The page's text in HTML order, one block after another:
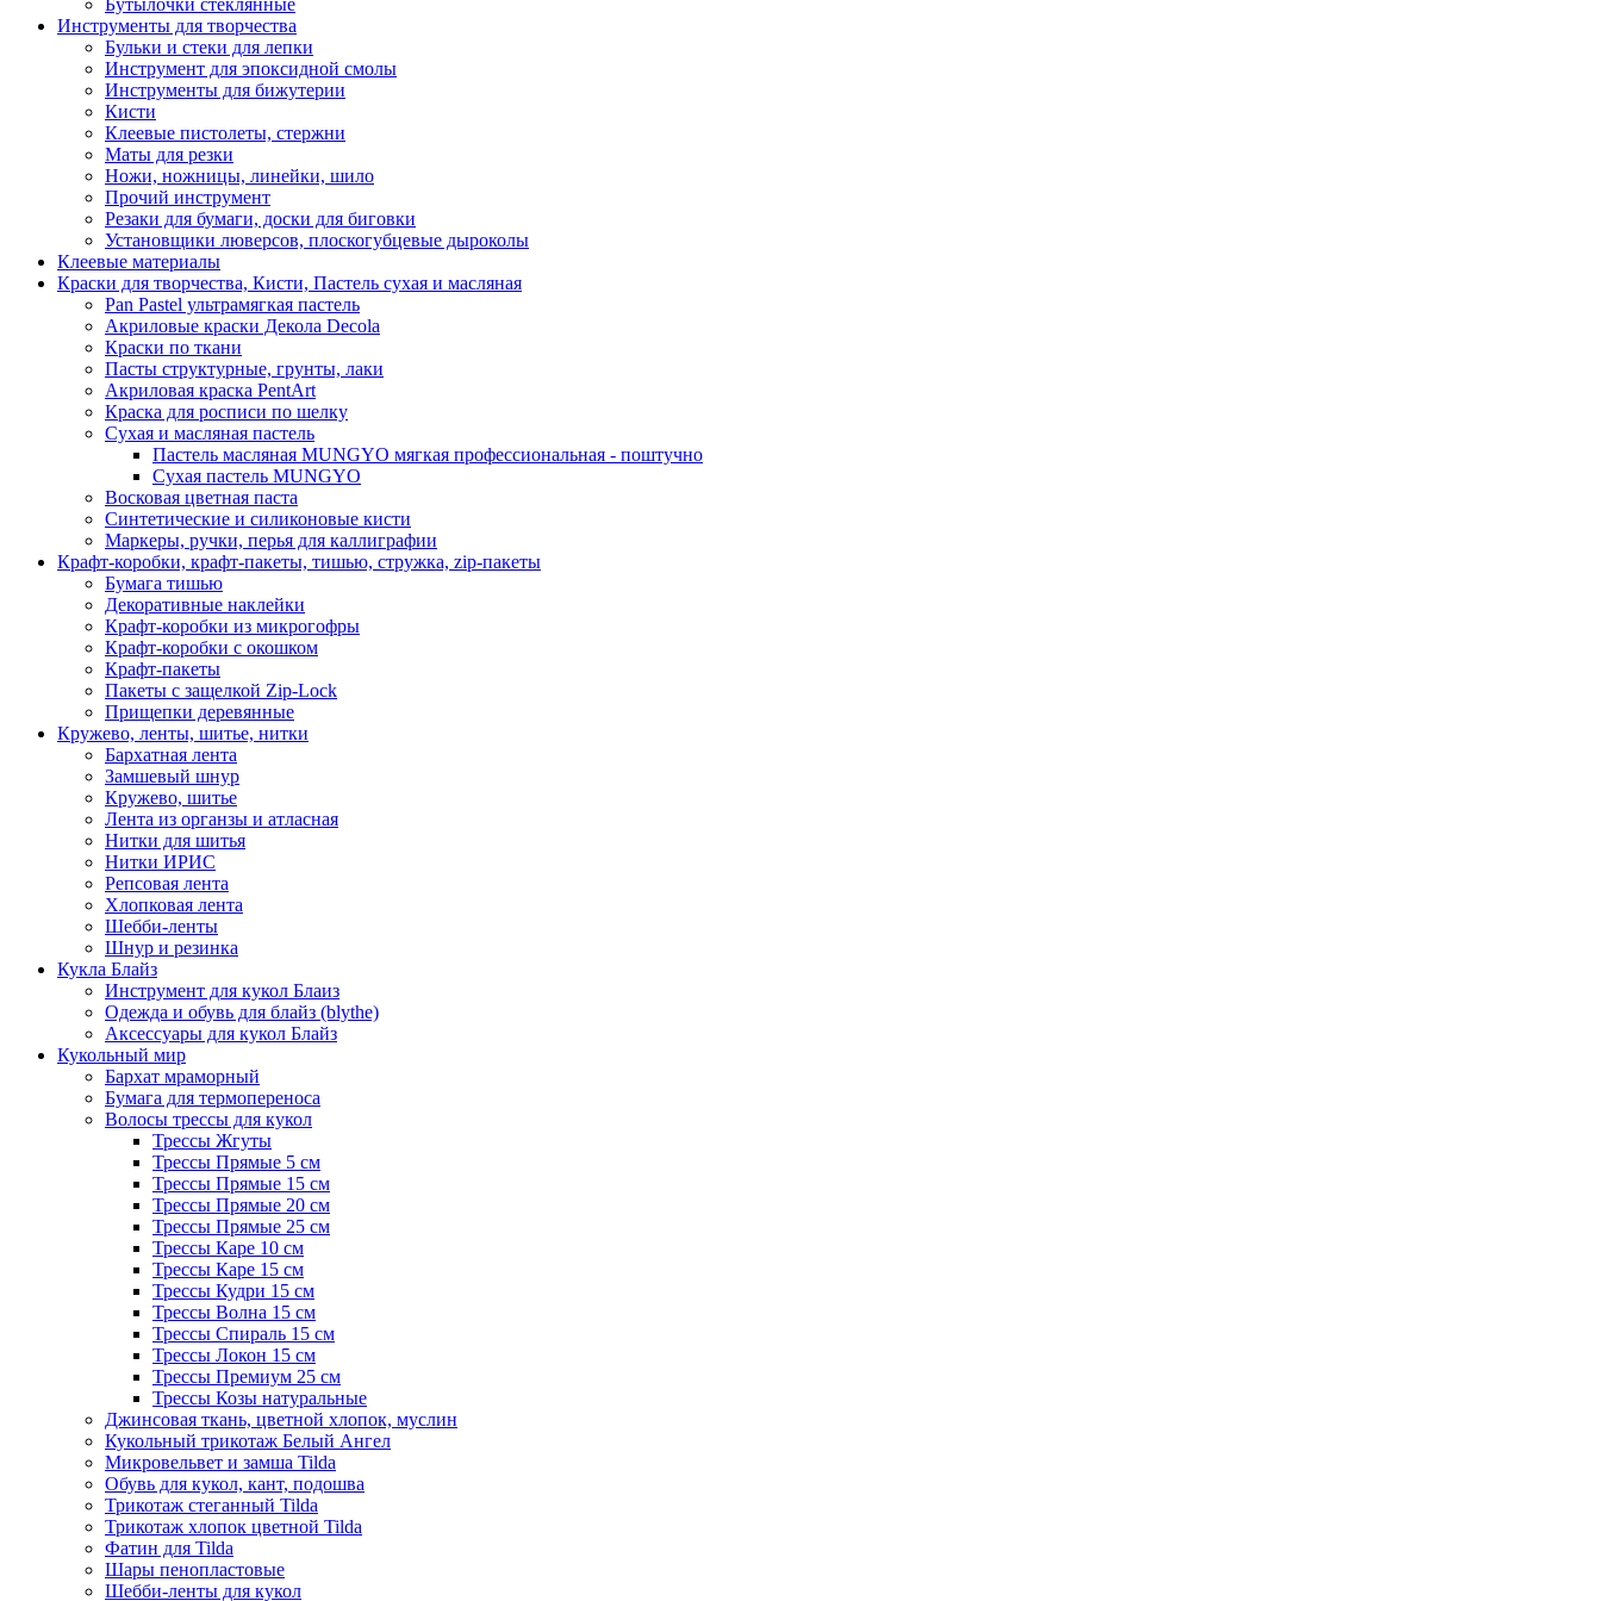
Инструменты для творчества
Бульки и стеки для лепки
Инструмент для эпоксидной смолы
Инструменты для бижутерии
Кисти
Клеевые пистолеты, стержни
Маты для резки
Ножи, ножницы, линейки, шило
Прочий инструмент
Резаки для бумаги, доски для биговки
Установщики люверсов, плоскогубцевые дыроколы
Клеевые материалы
Краски для творчества, Кисти, Пастель сухая и масляная
Pan Pastel ультрамягкая пастель
Акриловые краски Декола Decola
Краски по ткани
Пасты структурные, грунты, лаки
Акриловая краска PentArt
Краска для росписи по шелку
Cухая и масляная пастель
Пастель масляная MUNGYO мягкая профессиональная - поштучно
Сухая пастель MUNGYO
Восковая цветная паста
Синтетические и силиконовые кисти
Маркеры, ручки, перья для каллиграфии
Крафт-коробки, крафт-пакеты, тишью, стружка, zip-пакеты
Бумага тишью
Декоративные наклейки
Крафт-коробки из микрогофры
Крафт-коробки с окошком
Крафт-пакеты
Пакеты с защелкой Zip-Lock
Прищепки деревянные
Кружево, ленты, шитье, нитки
Бархатная лента
Замшевый шнур
Кружево, шитье
Лента из органзы и атласная
Нитки для шитья
Нитки ИРИС
Репсовая лента
Хлопковая лента
Шебби-ленты
Шнур и резинка
Кукла Блайз
Инструмент для кукол Блаиз
Одежда и обувь для блайз (blythe)
Аксессуары для кукол Блайз
Кукольный мир
Бархат мраморный
Бумага для термопереноса
Волосы трессы для кукол
Трессы Жгуты
Трессы Прямые 5 см
Трессы Прямые 15 см
Трессы Прямые 20 см
Трессы Прямые 25 см
Трессы Каре 10 см
Трессы Каре 15 см
Трессы Кудри 15 см
Трессы Волна 15 см
Трессы Спираль 15 см
Трессы Локон 15 см
Трессы Премиум 25 см
Трессы Козы натуральные
Джинсовая ткань, цветной хлопок, муслин
Кукольный трикотаж Белый Ангел
Микровельвет и замша Tilda
Обувь для кукол, кант, подошва
Трикотаж стеганный Tilda
Трикотаж хлопок цветной Tilda
Фатин для Tilda
Шары пенопластовые
Шебби-ленты для кукол